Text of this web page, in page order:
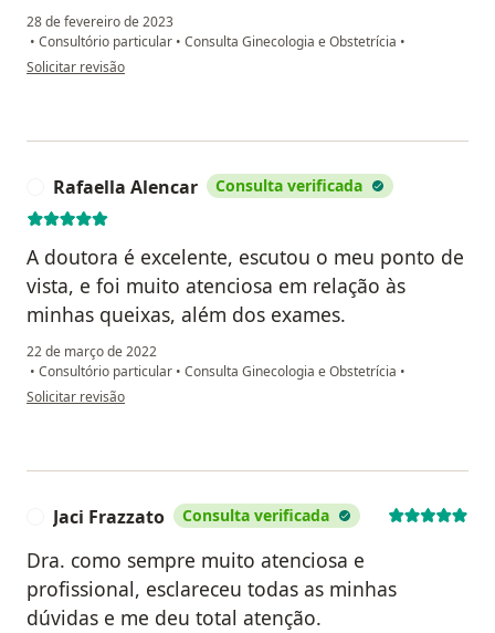
28 de fevereiro de 2023
• Consultório particular • Consulta Ginecologia e Obstetrícia •
na opinião do utilizador Márcia Ferreira
Solicitar revisão
Rafaella Alencar Consulta verificada
A doutora é excelente, escutou o meu ponto de
vista, e foi muito atenciosa em relação às
minhas queixas, além dos exames.
22 de março de 2022
• Consultório particular • Consulta Ginecologia e Obstetrícia •
na opinião do utilizador Rafaella Alencar
Solicitar revisão
Jaci Frazzato Consulta verificada
Dra. como sempre muito atenciosa e
profissional, esclareceu todas as minhas
dúvidas e me deu total atenção.